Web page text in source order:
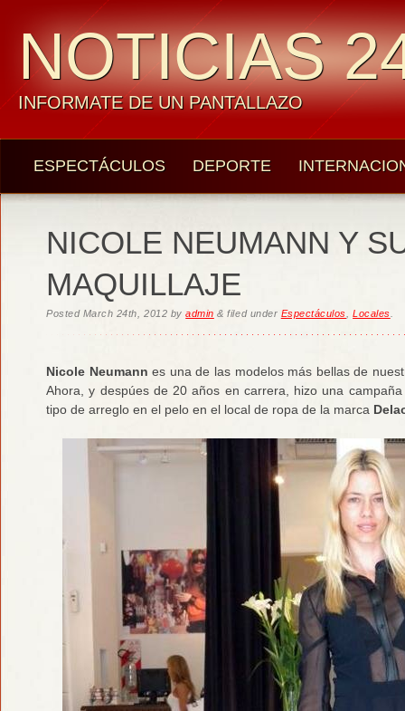
NOTICIAS
INFORMATE DE UN PANTALLAZO
ESPECTÁCULOS DEPORTE
NICOLE NEUMANN Y
MAQUILLAJE
Posted March 24th, 2012 byadmin & filed under Espectáculos ,Locales
Nicole Neumann es una de las modelos más bellas de
Ahora, y despúes de 20 años en carrera, hizo una
tipo de arreglo en el pelo en el local de ropa de la marca